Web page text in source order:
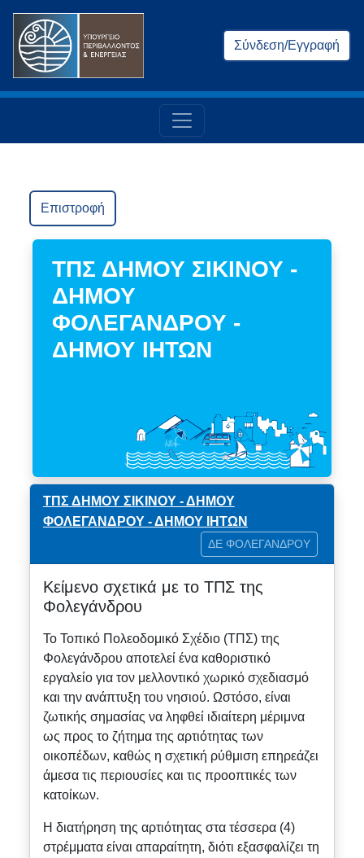
Σύνδεση/Εγγραφή
Επιστροφή
ΤΠΣ ΔΗΜΟΥ ΣΙΚΙΝΟΥ -
ΔΗΜΟΥ
ΦΟΛΕΓΑΝΔΡΟΥ -
ΔΗΜΟΥ ΙΗΤΩΝ
ΤΠΣ ΔΗΜΟΥ ΣΙΚΙΝΟΥ - ΔΗΜΟΥ
ΦΟΛΕΓΑΝΔΡΟΥ - ΔΗΜΟΥ ΙΗΤΩΝ
ΔΕ ΦΟΛΕΓΑΝΔΡΟΥ
Κείμενο σχετικά με το ΤΠΣ της
Φολεγάνδρου
Το Τοπικό Πολεοδομικό Σχέδιο (ΤΠΣ) της
Φολεγάνδρου αποτελεί ένα καθοριστικό
εργαλείο για τον μελλοντικό χωρικό σχεδιασμό
και την ανάπτυξη του νησιού. Ωστόσο, είναι
ζωτικής σημασίας να ληφθεί ιδιαίτερη μέριμνα
ως προς το ζήτημα της αρτιότητας των
οικοπέδων, καθώς η σχετική ρύθμιση επηρεάζει
άμεσα τις περιουσίες και τις προοπτικές των
κατοίκων.
Η διατήρηση της αρτιότητας στα τέσσερα (4)
στρέμματα είναι απαραίτητη, διότι εξασφαλίζει τη